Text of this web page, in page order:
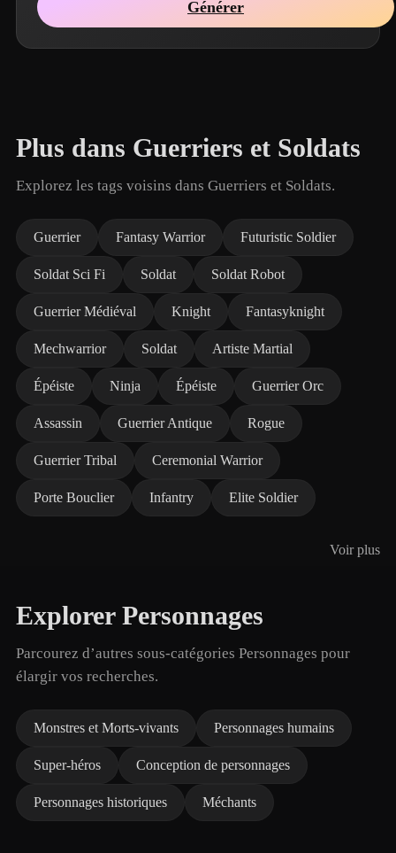
Générer
Plus dans Guerriers et Soldats
Explorez les tags voisins dans Guerriers et Soldats.
Guerrier Fantasy Warrior Futuristic Soldier
Soldat Sci Fi Soldat Soldat Robot
Guerrier Médiéval Knight Fantasyknight
Mechwarrior Soldat Artiste Martial
Épéiste Ninja Épéiste Guerrier Orc
Assassin Guerrier Antique Rogue
Guerrier Tribal Ceremonial Warrior
Porte Bouclier Infantry Elite Soldier
Voir plus
Explorer Personnages
Parcourez d’autres sous-catégories Personnages pour
élargir vos recherches.
Monstres et Morts-vivants Personnages humains
Super-héros Conception de personnages
Personnages historiques Méchants